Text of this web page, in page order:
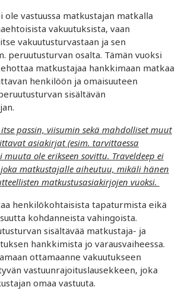
ole vastuussa matkustajan matkalla
vakuutuksista, vaan
vakuutusturvastaan ja sen
peruutusturvan osalta. Tämän vuoksi
matkustajaa hankkimaan matkaa
henkilöön ja omaisuuteen
sisältävän
passin, viisumin sekä mahdolliset muut
asiakirjat (esim. tarvittaessa
muuta ole erikseen sovittu. Traveldeep ei
matkustajalle aiheutuu, mikäli hänen
matkustusasiakirjojen vuoksi.
henkilökohtaisista tapaturmista eikä
kohdanneista vahingoista.
sisältävää matkustaja- ja
hankkimista jo varausvaiheessa.
ottamaanne vakuutukseen
vastuunrajoituslausekkeen, joka
omaa vastuuta.